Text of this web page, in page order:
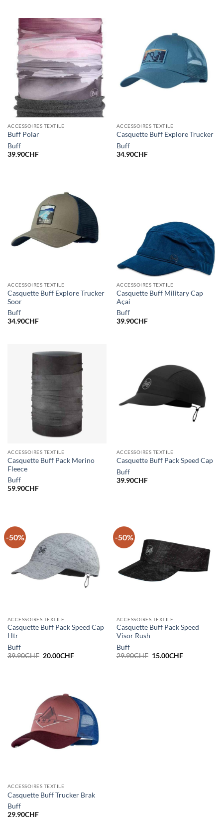
ACCESSOIRES TEXTILE
Buff Polar
Buff
39.90CHF
ACCESSOIRES TEXTILE
Casquette Buff Explore Trucker
Buff
34.90CHF
ACCESSOIRES TEXTILE
Casquette Buff Explore Trucker
Soor
Buff
34.90CHF
ACCESSOIRES TEXTILE
Casquette Buff Military Cap
Açai
Buff
39.90CHF
ACCESSOIRES TEXTILE
Casquette Buff Pack Merino
Fleece
Buff
59.90CHF
ACCESSOIRES TEXTILE
Casquette Buff Pack Speed Cap
Buff
39.90CHF
-50%
ACCESSOIRES TEXTILE
Casquette Buff Pack Speed Cap
Htr
Buff
39.90CHF Le
20.00CHFLe
-50%
ACCESSOIRES TEXTILE
Casquette Buff Pack Speed
Visor Rush
Buff
29.90CHF Le
15.00CHFLe
ACCESSOIRES TEXTILE
Casquette Buff Trucker Brak
Buff
29.90CHF